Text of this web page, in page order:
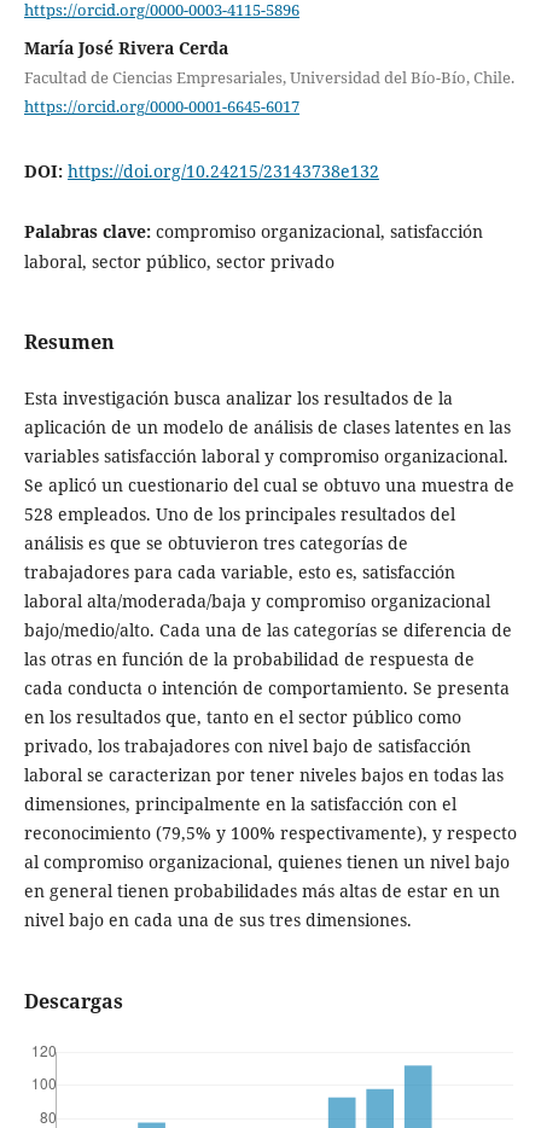
https://orcid.org/0000-0003-4115-5896
María José Rivera Cerda
Facultad de Ciencias Empresariales, Universidad del Bío-Bío, Chile.
https://orcid.org/0000-0001-6645-6017
DOI: https://doi.org/10.24215/23143738e132
Palabras clave: compromiso organizacional, satisfacción
laboral, sector público, sector privado
Resumen
Esta investigación busca analizar los resultados de la
aplicación de un modelo de análisis de clases latentes en las
variables satisfacción laboral y compromiso organizacional.
Se aplicó un cuestionario del cual se obtuvo una muestra de
528 empleados. Uno de los principales resultados del
análisis es que se obtuvieron tres categorías de
trabajadores para cada variable, esto es, satisfacción
laboral alta/moderada/baja y compromiso organizacional
bajo/medio/alto. Cada una de las categorías se diferencia de
las otras en función de la probabilidad de respuesta de
cada conducta o intención de comportamiento. Se presenta
en los resultados que, tanto en el sector público como
privado, los trabajadores con nivel bajo de satisfacción
laboral se caracterizan por tener niveles bajos en todas las
dimensiones, principalmente en la satisfacción con el
reconocimiento (79,5% y 100% respectivamente), y respecto
al compromiso organizacional, quienes tienen un nivel bajo
en general tienen probabilidades más altas de estar en un
nivel bajo en cada una de sus tres dimensiones.
Descargas